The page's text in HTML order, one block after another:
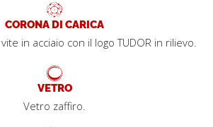
CORONA DI CARICA
in acciaio con il logo TUDOR in rilievo.
VETRO
Vetro zaffiro.